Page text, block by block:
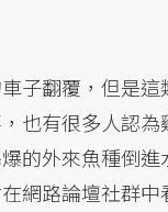
子翻覆，但是這
也有很多人認
的外來魚種倒
網路論壇社群